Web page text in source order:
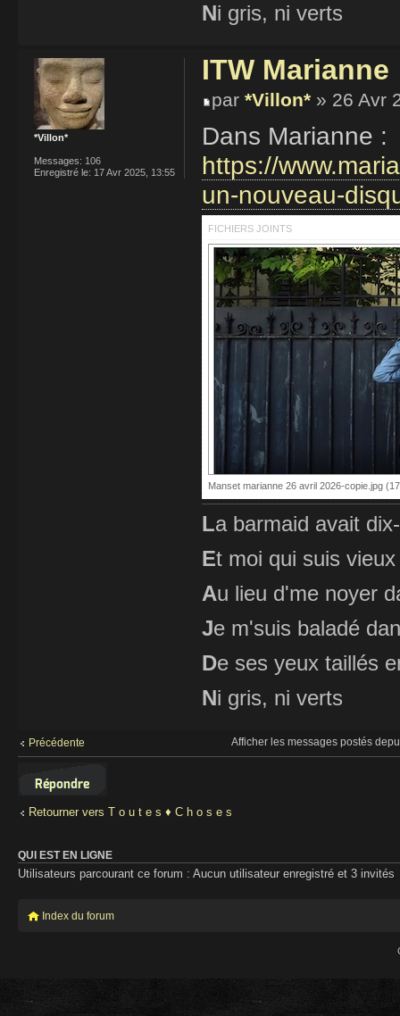
Ni gris, ni verts
ITW Marianne
par *Villon* » 26 Avr
Dans Marianne :
https://
un-nouveau-
FICHIERS JOINTS
Manset marianne 26 avril 2026-copie.jpg
La barmaid avait
Et moi qui suis
Au lieu d'me noyer
Je m'suis baladé
De ses yeux taillés
Ni gris, ni verts
*Villon*
Messages: 106
Enregistré le: 17 Avr 2025, 13:55
Précédente Afficher les messages postés
Retourner vers T o u t e s ♦ C h o s e s
QUI EST EN LIGNE
Utilisateurs parcourant ce forum : Aucun utilisateur enregistré et 3 invités
Index du forum